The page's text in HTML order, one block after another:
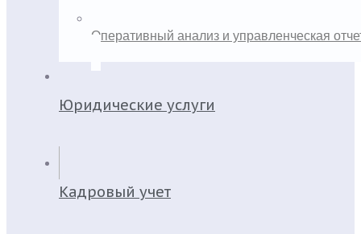
Оперативный анализ и управленческая
Юридические услуги
Кадровый учет